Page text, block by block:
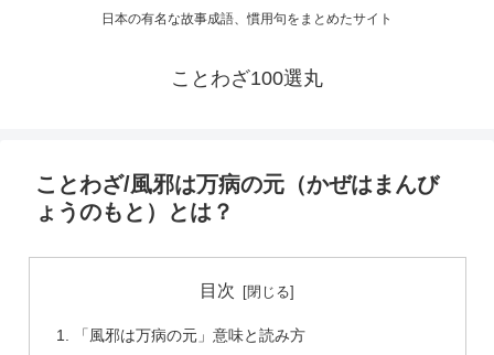
日本の有名な故事成語、慣用句をまとめたサイト
ことわざ100選丸
ことわざ/風邪は万病の元（かぜはまんび
ょうのもと）とは？
目次
「風邪は万病の元」意味と読み方